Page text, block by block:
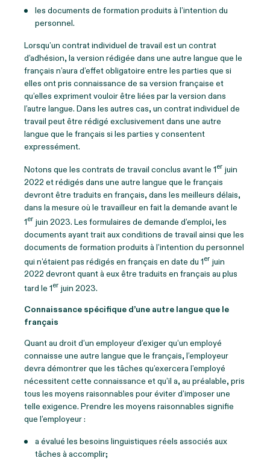
les documents de formation produits à l’intention du
personnel.
Lorsqu’un contrat individuel de travail est un contrat
d’adhésion, la version rédigée dans une autre langue que le
français n’aura d’effet obligatoire entre les parties que si
elles ont pris connaissance de sa version française et
qu’elles expriment vouloir être liées par la version dans
l’autre langue. Dans les autres cas, un contrat individuel de
travail peut être rédigé exclusivement dans une autre
langue que le français si les parties y consentent
expressément.
Notons que les contrats de travail conclus avant le 1er juin
2022 et rédigés dans une autre langue que le français
devront être traduits en français, dans les meilleurs délais,
dans la mesure où le travailleur en fait la demande avant le
1er juin 2023. Les formulaires de demande d’emploi, les
documents ayant trait aux conditions de travail ainsi que les
documents de formation produits à l’intention du personnel
qui n’étaient pas rédigés en français en date du 1er juin
2022 devront quant à eux être traduits en français au plus
tard le 1er juin 2023.
Connaissance spécifique d’une autre langue que le
français
Quant au droit d’un employeur d’exiger qu’un employé
connaisse une autre langue que le français, l’employeur
devra démontrer que les tâches qu’exercera l’employé
nécessitent cette connaissance et qu’il a, au préalable, pris
tous les moyens raisonnables pour éviter d’imposer une
telle exigence. Prendre les moyens raisonnables signifie
que l’employeur :
a évalué les besoins linguistiques réels associés aux
tâches à accomplir;